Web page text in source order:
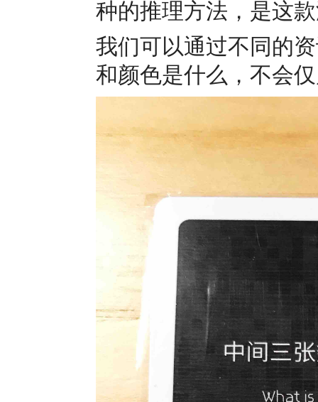
种的推理方法，是这
我们可以通过不同的
和颜色是什么，不会